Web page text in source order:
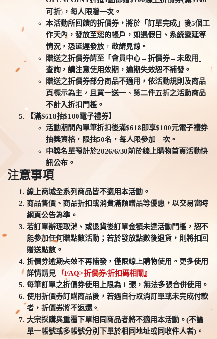
可折)，每人限贈一次。
本活動所回饋的折價券，將於「訂單完成」後5個工
作天內，發放至您的帳戶，如遇假日、系統遞延等
情況，恐延遲發放，敬請見諒。
贈送之折價券請至「會員中心→折價券→未啟用」
查詢，請注意使用效期，逾期失效恕不補發。
贈送之折價券部分商品不適用，依活動規則及商品
頁標示為主，且買一送一、第二件五折之活動商品
不計入折扣門檻。
【滿$618抽$100電子禮券】
活動期間內單筆折扣後滿$618即享$100元電子禮券
抽獎資格，限抽50名，每人限參加一次。
中獎名單預計於2026/6/30前於線上購物首頁活動快
訊公布。
注意事項
線上商城全系列商品皆不適用本活動。
商品售價、商品折扣或消費滿額贈品等優惠，以交易當時
網頁公告為準。
若訂單辦理取消、或退貨後訂單金額未達活動門檻，恕不
能參加任何贈點數活動；若於發放點數後退貨，則將扣回
贈送點數。
折價券逾期失效不再補發，僅限線上購物使用。更多使用
詳情請見
『FAQ>折價券/折扣碼相關』
每筆訂單之折價券使用上限為 1 張，無法多張合併使用。
使用折價券訂購商品後，若遇自行取消訂單或未完成付款
者，折價券將不返還。
大宗採購與重覆下單相同商品者將不適用本活動。(不論
單一帳號或多帳號分別下單於相同地址或同收件人者)。